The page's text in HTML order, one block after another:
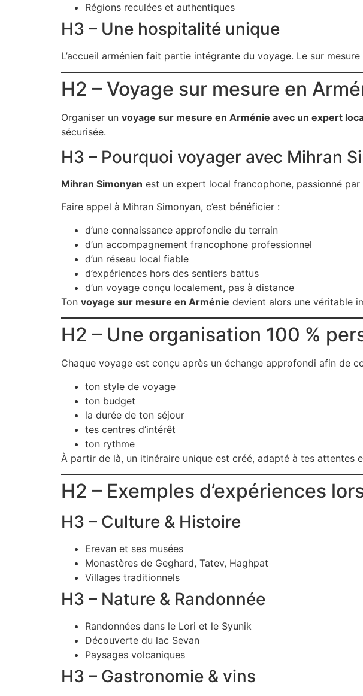
Régions reculées et authentiques
H3 – Une hospitalité unique
L’accueil arménien fait partie intégrante du voyage. Le sur
H2 – Voyage sur mesure en
Organiser un voyage sur mesure en Arménie avec un expert
sécurisée.
H3 – Pourquoi voyager avec Mihran
Mihran Simonyan est un expert local francophone, passionné
Faire appel à Mihran Simonyan, c’est bénéficier :
d’une connaissance approfondie du terrain
d’un accompagnement francophone professionnel
d’un réseau local fiable
d’expériences hors des sentiers battus
d’un voyage conçu localement, pas à distance
Ton voyage sur mesure en Arménie devient alors une véritable
H2 – Une organisation 100 %
Chaque voyage est conçu après un échange approfondi afin de
ton style de voyage
ton budget
la durée de ton séjour
tes centres d’intérêt
ton rythme
À partir de là, un itinéraire unique est créé, adapté à tes attentes
H2 – Exemples d’expériences
H3 – Culture & Histoire
Erevan et ses musées
Monastères de Geghard, Tatev, Haghpat
Villages traditionnels
H3 – Nature & Randonnée
Randonnées dans le Lori et le Syunik
Découverte du lac Sevan
Paysages volcaniques
H3 – Gastronomie & vins